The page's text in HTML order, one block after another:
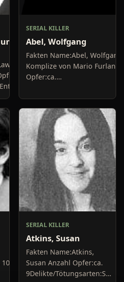
SERIAL KILLER
Abel, Wolfgang
Fakten Name:Abel, Wolfgang;
Komplize von Mario
Opfer:ca.
Jahre Haft,...
SERIAL KILLER
Atkins, Susan
Fakten Name:Atkins,
Susan Anzahl Opfer:ca.
9Delikte/Tötungsarten:Sie